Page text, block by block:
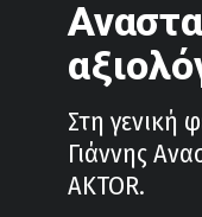
Στη γενική
Γιάννης
AKTOR.